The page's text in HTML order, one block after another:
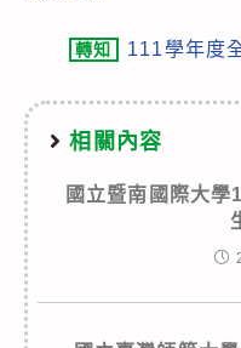
轉知 111學年度
相關內容
國立暨南國際大